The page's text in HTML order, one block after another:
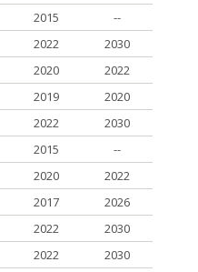
2015
--
2022
2030
2020
2022
2019
2020
2022
2030
2015
--
2020
2022
2017
2026
2022
2030
2022
2030